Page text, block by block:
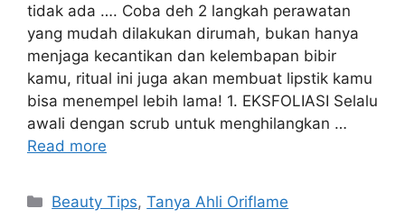
tidak ada …. Coba deh 2 langkah perawatan
yang mudah dilakukan dirumah, bukan hanya
menjaga kecantikan dan kelembapan bibir
kamu, ritual ini juga akan membuat lipstik kamu
bisa menempel lebih lama! 1. EKSFOLIASI Selalu
awali dengan scrub untuk menghilangkan …
Read more
Beauty Tips,Tanya Ahli Oriflame